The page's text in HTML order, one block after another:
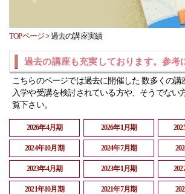
TOPページ>過去の講座実績
過去の講座も充実しております。参考
こちらのページでは過去に開催した 数多くの
入学や受講を検討されている方や、そうでな
覧下さい。
2026年4月期 2026年1月期
2024年10月期 2024年7月期
2023年4月期 2023年1月期
2021年10月期 2021年7月期